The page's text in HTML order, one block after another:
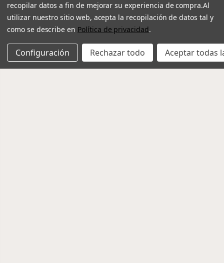
recopilar datos a fin de mejorar su experiencia de compra.Al
utilizar nuestro sitio web, acepta la recopilación de datos tal y
como se describe en Política de privacidad.
Configuración Rechazar todo Aceptar todas